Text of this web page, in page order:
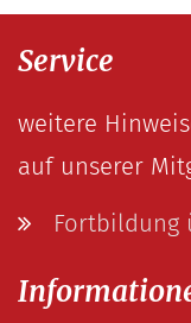
Service
weitere
auf unserer
Fortbildung